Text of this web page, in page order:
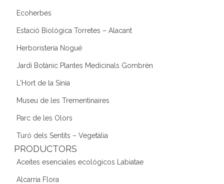
Ecoherbes
Estació Biològica Torretes – Alacant
Herboristeria Nogué
Jardí Botànic Plantes Medicinals Gombrèn
L'Hort de la Sínia
Museu de les Trementinaires
Parc de les Olors
Turó dels Sentits – Vegetàlia
PRODUCTORS
Aceites esenciales ecológicos Labiatae
Alcarria Flora